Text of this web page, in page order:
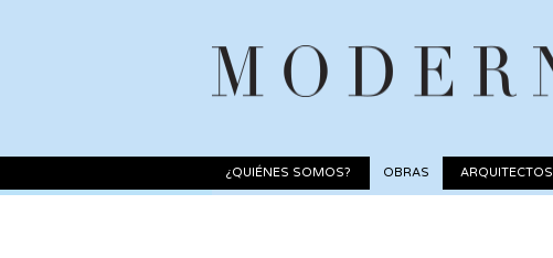
¿QUIÉNES SOMOS? OBRAS ARQUITECTOS